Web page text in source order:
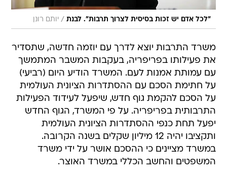
"לכל אדם יש זכות בסיסית לצרוך תרבות". לבנת / יותם רונן
משרד התרבות יוצא לדרך עם יוזמה חדשה, שתסדיר
את פעילותו בפריפריה, בעקבות המשבר המתמשך
עם עמותת אמנות לעם. המשרד הודיע היום (רביעי)
על חתימת הסכם עם ההסתדרות הציונית העולמית
על הסכם להקמת גוף חדש, שיפעל לעידוד הפעילות
התרבותית בפריפריה. על פי המשרד, הגוף החדש
יפעל תחת כנפי ההסתדרות הציונית העולמית
ותקציבו יהיה 12 מיליון שקלים בשנה הקרובה.
במשרד מציינים כי ההסכם אושר על ידי משרד
המשפטים והחשב הכללי במשרד האוצר.